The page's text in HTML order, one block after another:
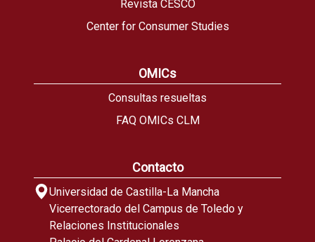
Revista CESCO
Center for Consumer Studies
OMICs
Consultas resueltas
FAQ OMICs CLM
Contacto
Universidad de Castilla-La Mancha
Vicerrectorado del Campus de Toledo y
Relaciones Institucionales